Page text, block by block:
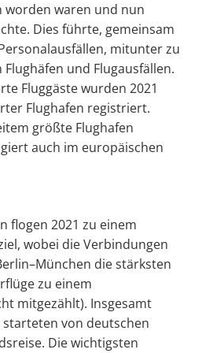
worden waren und nun
Dies führte, gemeinsam
mitunter zu
und Flugausfällen.
Fluggäste wurden 2021
Flughafen registriert.
größte Flughafen
auch im europäischen
flogen 2021 zu einem
wobei die Verbindungen
die stärksten
zu einem
mitgezählt). Insgesamt
von deutschen
Die wichtigsten